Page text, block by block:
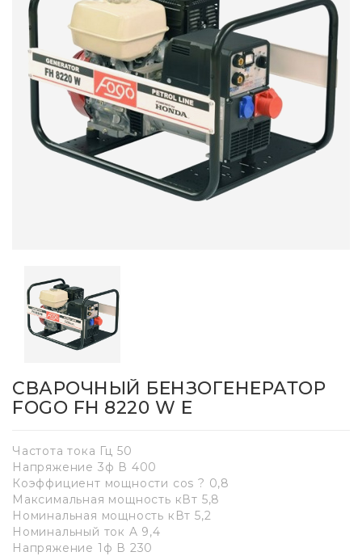
СВАРОЧНЫЙ БЕНЗОГЕНЕРАТОР
FOGO FH 8220 W Е
Частота тока Гц 50
Напряжение 3ф В 400
Коэффициент мощности cos ? 0,8
Максимальная мощность кВт 5,8
Номинальная мощность кВт 5,2
Номинальный ток A 9,4
Напряжение 1ф В 230